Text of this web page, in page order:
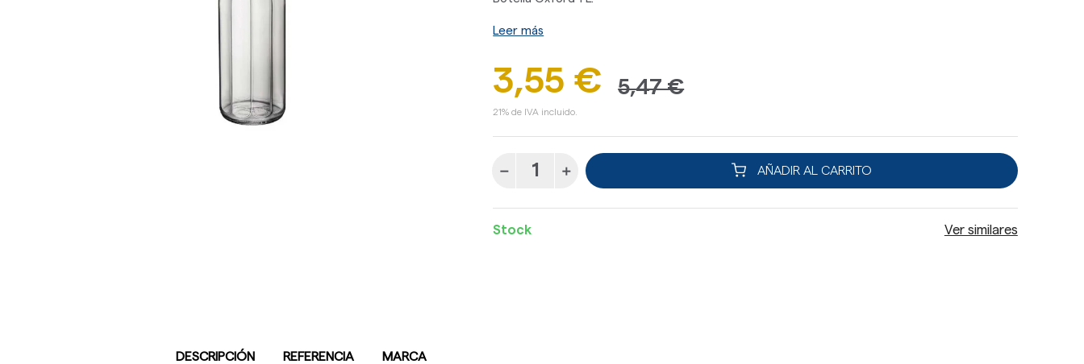
Leer más
3,55 € 5,47 €
21% de IVA incluido.
AÑADIR AL CARRITO
Stock Ver similares
DESCRIPCIÓN REFERENCIA MARCA